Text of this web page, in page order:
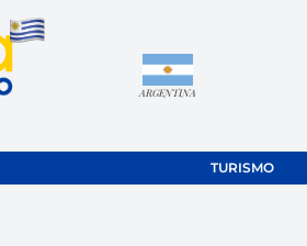
ARGENTINA
TURISMO